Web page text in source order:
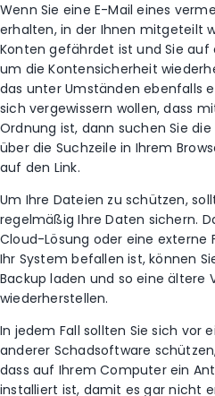
Wenn Sie eine E-Mail eines
erhalten, in der Ihnen mitgeteilt
Konten gefährdet ist und Sie auf
um die Kontensicherheit
das unter Umständen ebenfalls
sich vergewissern wollen, dass
Ordnung ist, dann suchen Sie
über die Suchzeile in Ihrem
auf den Link.
Um Ihre Dateien zu schützen,
regelmäßig Ihre Daten sichern.
Cloud-Lösung oder eine externe
Ihr System befallen ist, können
Backup laden und so eine ältere
wiederherstellen.
In jedem Fall sollten Sie sich vor
anderer Schadsoftware
dass auf Ihrem Computer ein
installiert ist, damit es gar nicht